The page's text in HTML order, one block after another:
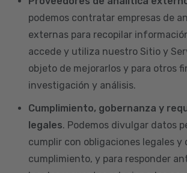
podemos contratar empresas de
externas para recopilar
accede y utiliza nuestro Sitio y
objeto de mejorarlos y para otros
investigación y análisis.
Cumplimiento, gobernanza y
legales. Podemos divulgar datos
cumplir con obligaciones legales y
cumplimiento, y para responder